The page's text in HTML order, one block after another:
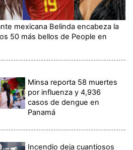
mexicana Belinda encabeza la
50 más bellos de People en
Minsa reporta 58 muertes
por influenza y 4,936
casos de dengue en
Panamá
Incendio deja cuantiosos